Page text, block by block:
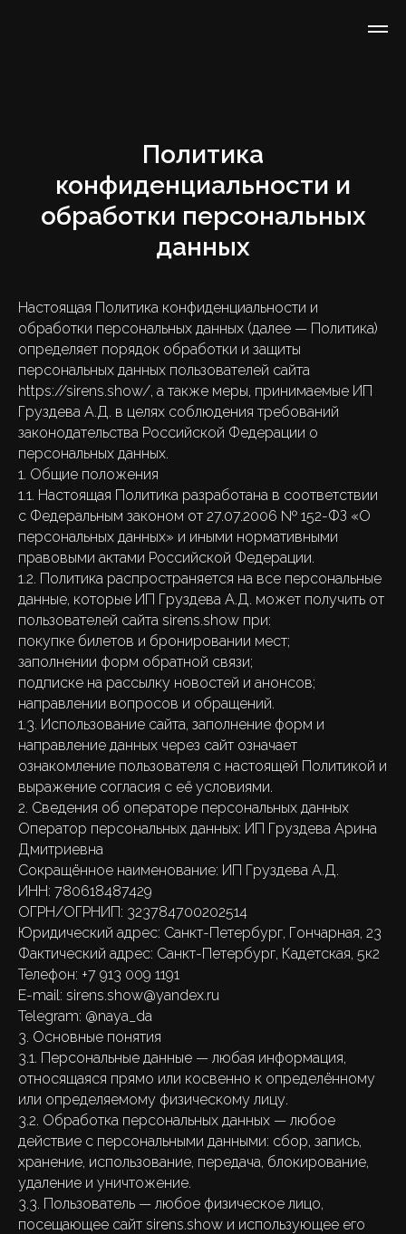
Политика
конфиденциальности и
обработки персональных
данных
Настоящая Политика конфиденциальности и
обработки персональных данных (далее — Политика)
определяет порядок обработки и защиты
персональных данных пользователей сайта
https://sirens.show/, а также меры, принимаемые ИП
Груздева А.Д. в целях соблюдения требований
законодательства Российской Федерации о
персональных данных.
1. Общие положения
1.1. Настоящая Политика разработана в соответствии
с Федеральным законом от 27.07.2006 № 152-ФЗ «О
персональных данных» и иными нормативными
правовыми актами Российской Федерации.
1.2. Политика распространяется на все персональные
данные, которые ИП Груздева А.Д. может получить от
пользователей сайта sirens.show при:
покупке билетов и бронировании мест;
заполнении форм обратной связи;
подписке на рассылку новостей и анонсов;
направлении вопросов и обращений.
1.3. Использование сайта, заполнение форм и
направление данных через сайт означает
ознакомление пользователя с настоящей Политикой и
выражение согласия с её условиями.
2. Сведения об операторе персональных данных
Оператор персональных данных: ИП Груздева Арина
Дмитриевна
Сокращённое наименование: ИП Груздева А.Д.
ИНН: 780618487429
ОГРН/ОГРНИП: 323784700202514
Юридический адрес: Санкт-Петербург, Гончарная, 23
Фактический адрес: Санкт-Петербург, Кадетская, 5к2
Телефон: +7 913 009 1191
E-mail: sirens.show@yandex.ru
Telegram: @naya_da
3. Основные понятия
3.1. Персональные данные — любая информация,
относящаяся прямо или косвенно к определённому
или определяемому физическому лицу.
3.2. Обработка персональных данных — любое
действие с персональными данными: сбор, запись,
хранение, использование, передача, блокирование,
удаление и уничтожение.
3.3. Пользователь — любое физическое лицо,
посещающее сайт sirens.show и использующее его